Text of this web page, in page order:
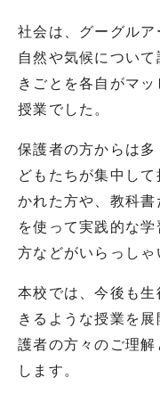
社会は、グーグル
自然や気候につい
きごとを各自がマ
授業でした。
保護者の方からは
どもたちが集中し
かれた方や、教科
を使って実践的な
方などがいらっしゃ
本校では、今後も
きるような授業を
護者の方々のご理
します。